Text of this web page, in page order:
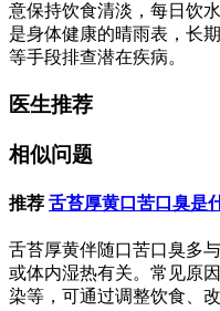
意保持饮食清淡，每日饮
是身体健康的晴雨表，长
等手段排查潜在疾病。
医生推荐
相似问题
推荐 舌苔厚黄口苦口臭是
舌苔厚黄伴随口苦口臭多
或体内湿热有关。常见原
染等，可通过调整饮食、